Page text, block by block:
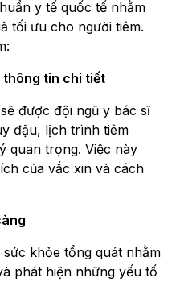
y tế quốc tế nhằm
tối ưu cho người tiêm.
thông tin chi tiết
được đội ngũ y bác sĩ
đậu, lịch trình tiêm
quan trọng. Việc này
của vắc xin và cách
khỏe tổng quát nhằm
phát hiện những yếu tố